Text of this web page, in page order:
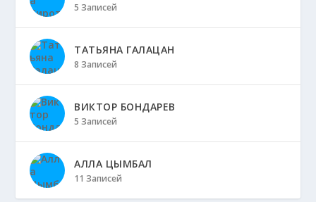
5 Записей
ТАТЬЯНА ГАЛАЦАН
8 Записей
ВИКТОР БОНДАРЕВ
5 Записей
АЛЛА ЦЫМБАЛ
11 Записей